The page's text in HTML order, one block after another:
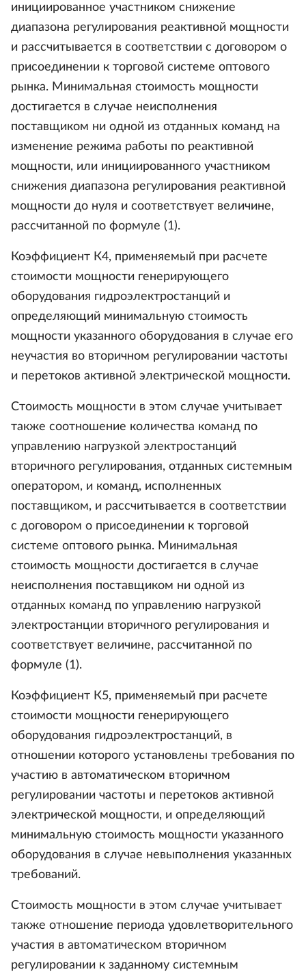
инициированное участником снижение
диапазона регулирования реактивной мощности
и рассчитывается в соответствии с договором о
присоединении к торговой системе оптового
рынка. Минимальная стоимость мощности
достигается в случае неисполнения
поставщиком ни одной из отданных команд на
изменение режима работы по реактивной
мощности, или инициированного участником
снижения диапазона регулирования реактивной
мощности до нуля и соответствует величине,
рассчитанной по формуле (1).
Коэффициент К4, применяемый при расчете
стоимости мощности генерирующего
оборудования гидроэлектростанций и
определяющий минимальную стоимость
мощности указанного оборудования в случае его
неучастия во вторичном регулировании частоты
и перетоков активной электрической мощности.
Стоимость мощности в этом случае учитывает
также соотношение количества команд по
управлению нагрузкой электростанций
вторичного регулирования, отданных системным
оператором, и команд, исполненных
поставщиком, и рассчитывается в соответствии
с договором о присоединении к торговой
системе оптового рынка. Минимальная
стоимость мощности достигается в случае
неисполнения поставщиком ни одной из
отданных команд по управлению нагрузкой
электростанции вторичного регулирования и
соответствует величине, рассчитанной по
формуле (1).
Коэффициент К5, применяемый при расчете
стоимости мощности генерирующего
оборудования гидроэлектростанций, в
отношении которого установлены требования по
участию в автоматическом вторичном
регулировании частоты и перетоков активной
электрической мощности, и определяющий
минимальную стоимость мощности указанного
оборудования в случае невыполнения указанных
требований.
Стоимость мощности в этом случае учитывает
также отношение периода удовлетворительного
участия в автоматическом вторичном
регулировании к заданному системным